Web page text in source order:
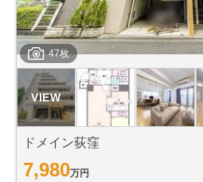
47枚
ドメイン荻窪
7,980万円